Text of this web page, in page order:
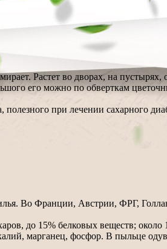
Растет во дворах, на пустырях,
его можно по обверткам
при лечении сахарного
жилья. Во Франции, Австрии, ФРГ,
до 15% белковых веществ; около
марганец, фосфор. В пыльце